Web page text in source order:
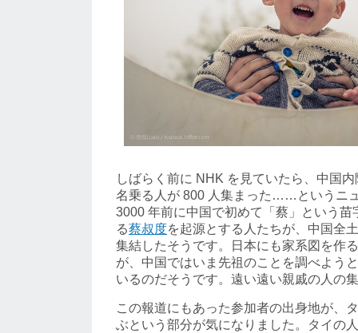
しばらく前に NHK を見ていたら、中国
名乗る人が 800 人集まった……というニ
3000 年前に中国で初めて「蔡」という苗
る蔡叔度を起源とする人たちが、中国全
集結したそうです。日本にも家系図を作
が、中国ではいま先祖のことを調べよう
いるのだそうです。遠い遠い親戚の人の
この報道にもあった参加者の出身地が、
ぶという部分が気になりました。タイの